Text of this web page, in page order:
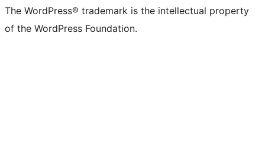
The WordPress® trademark is the intellectual property
of the WordPress Foundation.